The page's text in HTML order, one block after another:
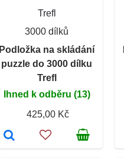
Trefl
3000 dílků
Podložka na skládání
puzzle do 3000 dílku
Trefl
Ihned k odběru (13)
425,00 Kč